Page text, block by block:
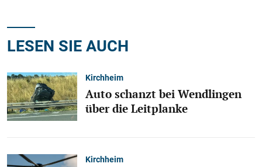
LESEN SIE AUCH
Kirchheim
Auto schanzt bei Wendlingen
über die Leitplanke
Kirchheim